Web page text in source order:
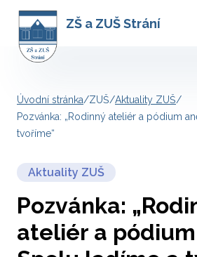
ZŠ a ZUŠ Strání
Úvodní stránka/ZUŠ/Aktuality ZUŠ/
Pozvánka: „Rodinný ateliér a pódium
tvoříme“
Aktuality ZUŠ
Pozvánka:
ateliér a